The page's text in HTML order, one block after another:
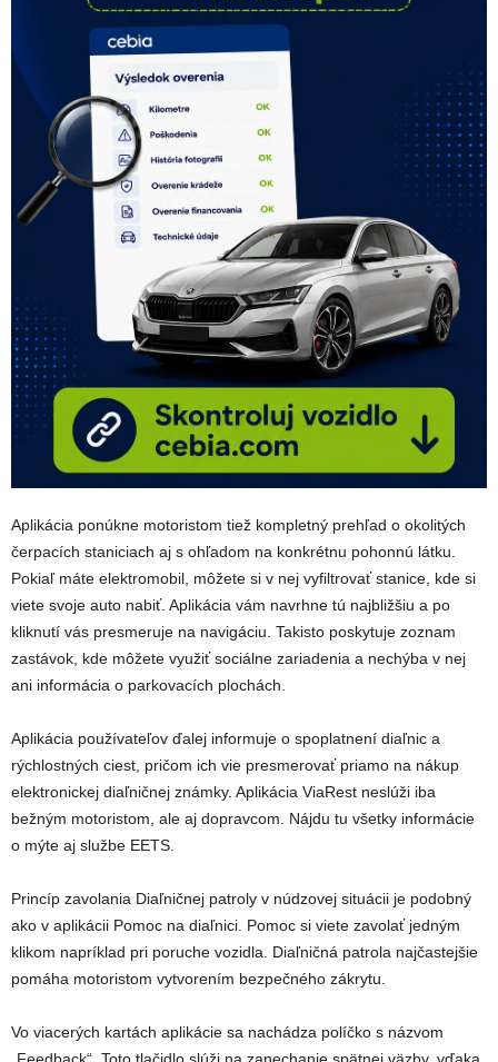
Aplikácia ponúkne motoristom tiež kompletný prehľad o okolitých
čerpacích staniciach aj s ohľadom na konkrétnu pohonnú látku.
Pokiaľ máte elektromobil, môžete si v nej vyfiltrovať stanice, kde si
viete svoje auto nabiť. Aplikácia vám navrhne tú najbližšiu a po
kliknutí vás presmeruje na navigáciu. Takisto poskytuje zoznam
zastávok, kde môžete využiť sociálne zariadenia a nechýba v nej
ani informácia o parkovacích plochách.
Aplikácia používateľov ďalej informuje o spoplatnení diaľnic a
rýchlostných ciest, pričom ich vie presmerovať priamo na nákup
elektronickej diaľničnej známky. Aplikácia ViaRest neslúži iba
bežným motoristom, ale aj dopravcom. Nájdu tu všetky informácie
o mýte aj službe EETS.
Princíp zavolania Diaľničnej patroly v núdzovej situácii je podobný
ako v aplikácii Pomoc na diaľnici. Pomoc si viete zavolať jedným
klikom napríklad pri poruche vozidla. Diaľničná patrola najčastejšie
pomáha motoristom vytvorením bezpečného zákrytu.
Vo viacerých kartách aplikácie sa nachádza políčko s názvom